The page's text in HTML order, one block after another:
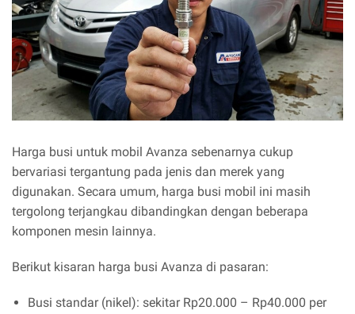
Harga busi untuk mobil Avanza sebenarnya cukup
bervariasi tergantung pada jenis dan merek yang
digunakan. Secara umum, harga busi mobil ini masih
tergolong terjangkau dibandingkan dengan beberapa
komponen mesin lainnya.
Berikut kisaran harga busi Avanza di pasaran:
Busi standar (nikel): sekitar Rp20.000 – Rp40.000 per